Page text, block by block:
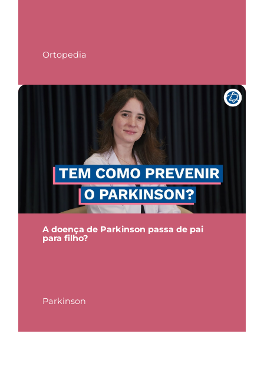
Ortopedia
A doença de Parkinson passa de pai
para filho?
Parkinson